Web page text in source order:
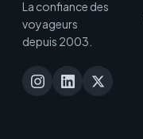
La confiance des
voyageurs
depuis 2003.